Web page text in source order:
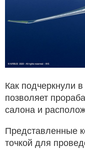
Как подчеркнули
позволяет
салона и
Представленные
точкой для